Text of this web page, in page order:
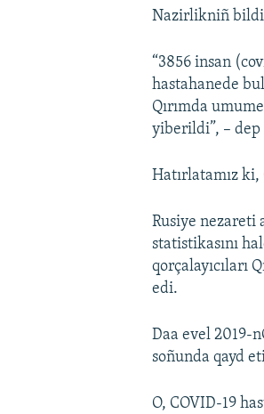
Nazirlikniñ
“3856 insan
hastahanede
Qırımda
yiberildi”, – dep
Hatırlatamız ki,
Rusiye nezareti
statistikasını
qorçalayıcıları
edi.
Daa evel 2019-
soñunda qayd
O, COVID-19